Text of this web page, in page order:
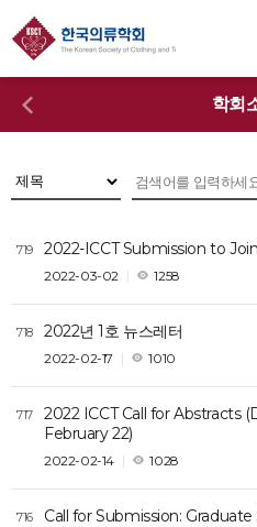
학회
719 2022-ICCT Submission to
2022-03-02 1258
718 2022년 1호 뉴스레터
2022-02-17 1010
717
2022 ICCT Call for Abstracts
February 22)
2022-02-14 1028
716
Call for Submission: